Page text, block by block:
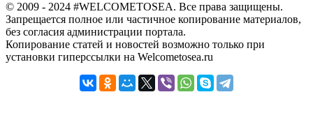
© 2009 - 2024 #WELCOMETOSEA. Все права защищены.
Запрещается полное или частичное копирование материалов,
без согласия администрации портала.
Копирование статей и новостей возможно только при
установки гиперссылки на Welcometosea.ru